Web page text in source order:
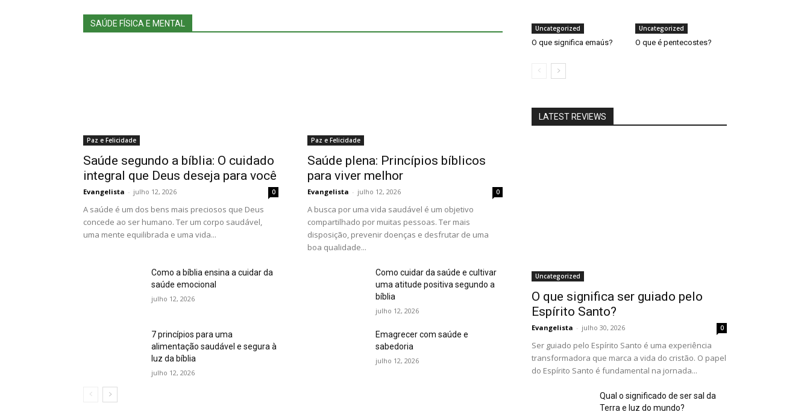
SAÚDE FÍSICA E MENTAL
Paz e Felicidade
Saúde segundo a bíblia: O cuidado
integral que Deus deseja para você
Evangelista - julho 12, 2026 0
A saúde é um dos bens mais preciosos que Deus
concede ao ser humano. Ter um corpo saudável,
uma mente equilibrada e uma vida...
Paz e Felicidade
Saúde plena: Princípios bíblicos
para viver melhor
Evangelista - julho 12, 2026 0
A busca por uma vida saudável é um objetivo
compartilhado por muitas pessoas. Ter mais
disposição, prevenir doenças e desfrutar de uma
boa qualidade...
Como a bíblia ensina a cuidar da
saúde emocional
julho 12, 2026
Como cuidar da saúde e cultivar
uma atitude positiva segundo a
bíblia
julho 12, 2026
7 princípios para uma
alimentação saudável e segura à
luz da bíblia
julho 12, 2026
Emagrecer com saúde e
sabedoria
julho 12, 2026
Uncategorized
O que significa emaús?
Uncategorized
O que é pentecostes?
LATEST REVIEWS
Uncategorized
O que significa ser guiado pelo
Espírito Santo?
Evangelista - julho 30, 2026 0
Ser guiado pelo Espírito Santo é uma experiência
transformadora que marca a vida do cristão. O papel
do Espírito Santo é fundamental na jornada...
Qual o significado de ser sal da
Terra e luz do mundo?